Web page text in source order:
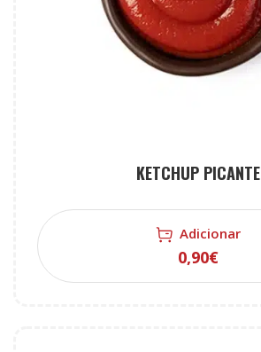
KETCHUP PICANTE
Adicionar
0,90€